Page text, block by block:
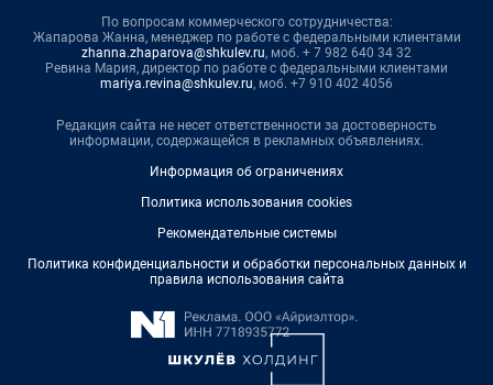
По вопросам коммерческого сотрудничества:
Жапарова Жанна, менеджер по работе с федеральными клиентами
zhanna.zhaparova@shkulev.ru, моб. + 7 982 640 34 32
Ревина Мария, директор по работе с федеральными клиентами
mariya.revina@shkulev.ru, моб. +7 910 402 4056
Редакция сайта не несет ответственности за достоверность
информации, содержащейся в рекламных объявлениях.
Информация об ограничениях
Политика использования cookies
Рекомендательные системы
Политика конфиденциальности и обработки персональных данных и
правила использования сайта